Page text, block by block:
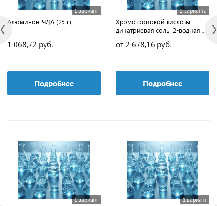
1 вариант
Алюминон ЧДА (25 г)
1 068,72 руб.
Подробнее
2 варианта
Хромотроповой кислоты
динатриевая соль, 2-водная
от 2 678,16 руб.
Подробнее
1 вариант 1 вариант